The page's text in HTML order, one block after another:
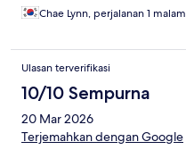
Chae Lynn, perjalanan 1 malam
Ulasan terverifikasi
10/10 Sempurna
20 Mar 2026
Terjemahkan dengan Google